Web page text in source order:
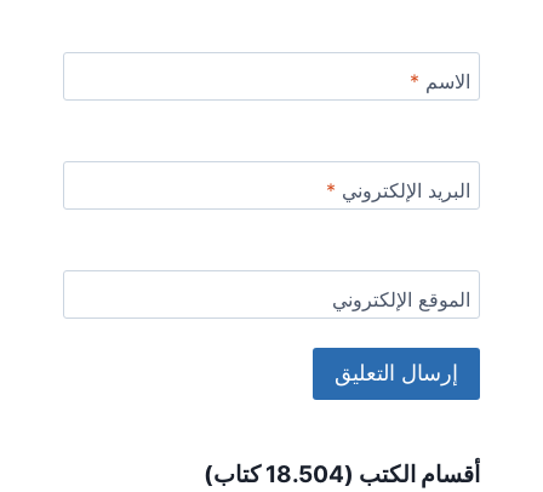
الاسم *
البريد الإلكتروني *
الموقع الإلكتروني
أقسام الكتب (18.504 كتاب)